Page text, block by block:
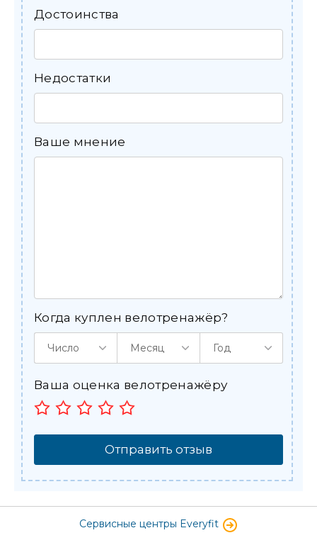
Достоинства
Недостатки
Ваше мнение
Ваша оценка велотренажёру
Когда куплен велотренажёр?
Число Месяц Год
Отправить отзыв
Сервисные центры Everyfit